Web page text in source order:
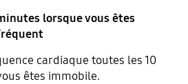
lorsque vous êtes
cardiaque toutes les 10
êtes immobile.